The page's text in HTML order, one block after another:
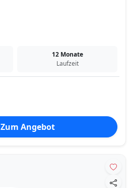
12 Monate
Laufzeit
Zum Angebot